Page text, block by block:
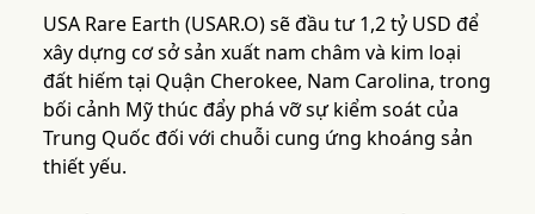
USA Rare Earth (USAR.O) sẽ đầu tư 1,2 tỷ USD để
xây dựng cơ sở sản xuất nam châm và kim loại
đất hiếm tại Quận Cherokee, Nam Carolina, trong
bối cảnh Mỹ thúc đẩy phá vỡ sự kiểm soát của
Trung Quốc đối với chuỗi cung ứng khoáng sản
thiết yếu.